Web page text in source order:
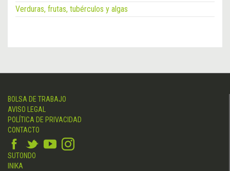
Verduras, frutas, tubérculos y algas
BOLSA DE TRABAJO
AVISO LEGAL
POLÍTICA DE PRIVACIDAD
CONTACTO
SUTONDO
INIKA